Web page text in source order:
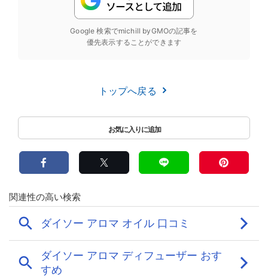
Google 検索でmichill byGMOの記事を
優先表示することができます
トップへ戻る